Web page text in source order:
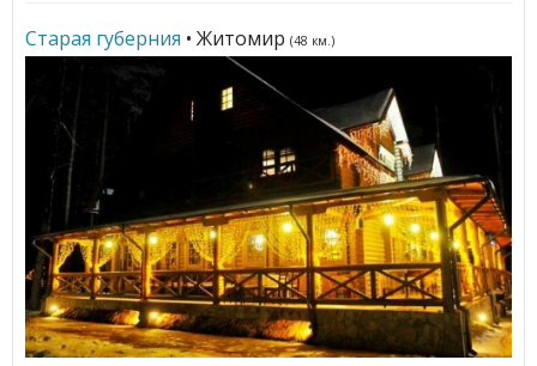
Старая губерния • Житомир (48 км.)